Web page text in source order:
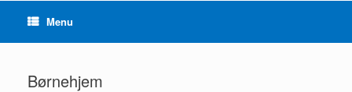
Menu
Børnehjem